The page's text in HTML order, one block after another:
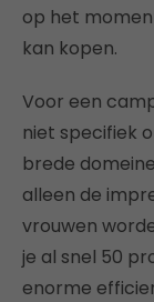
op het
kan kopen.
Voor een
niet specifiek
brede
alleen de
vrouwen
je al snel 50
enorme